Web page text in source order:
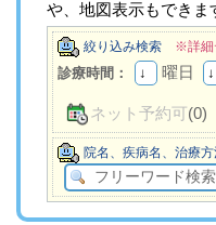
や、地図表示もでき
絞り込み検索 ※詳細
診療時間： 曜日
ネット予約可(0)
院名、疾病名、治療